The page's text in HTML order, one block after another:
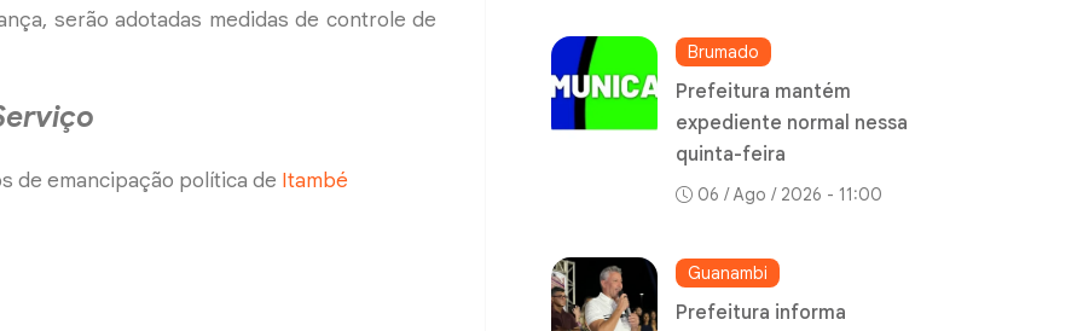
serão adotadas medidas de controle de
de emancipação política de Itambé
Brumado
Prefeitura mantém
expediente normal nessa
quinta-feira
06 / Ago / 2026 - 11:00
Guanambi
Prefeitura informa